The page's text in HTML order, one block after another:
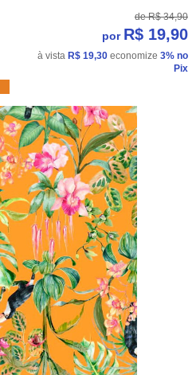
de R$ 34,90
por R$ 19,90
à vista R$ 19,30 economize 3% no
Pix